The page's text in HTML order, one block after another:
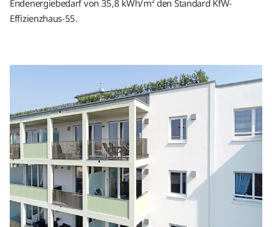
Endenergiebedarf von 35,8 kWh/m² den Standard KfW-
Effizienzhaus-55.